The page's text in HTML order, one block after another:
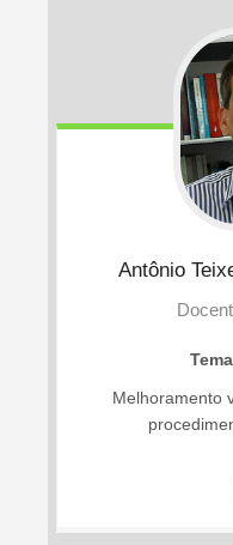
Antônio
Melhoramento